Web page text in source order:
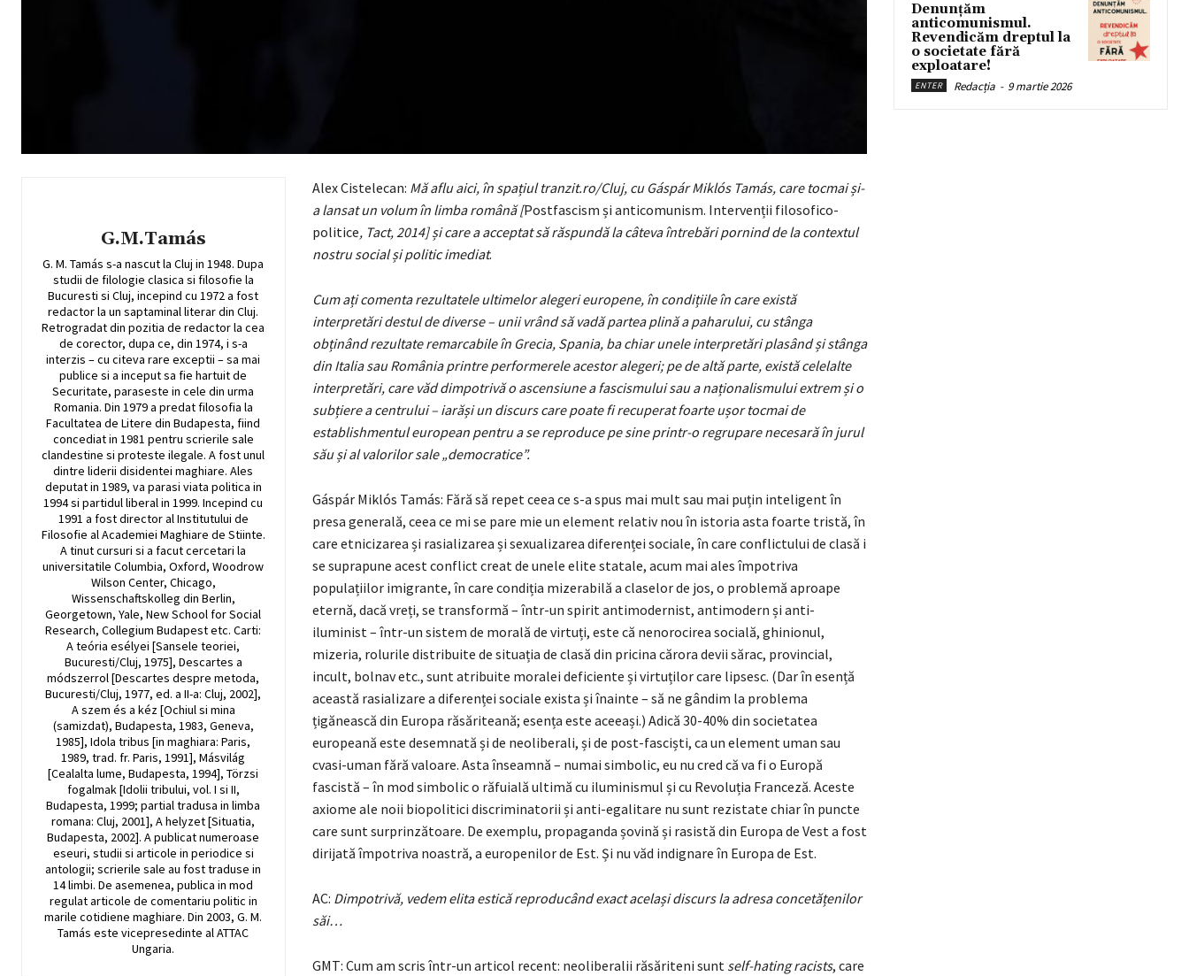
G.M.Tamás
G. M. Tamás s-a nascut la Cluj in 1948. Dupa
studii de filologie clasica si filosofie la
Bucuresti si Cluj, incepind cu 1972 a fost
redactor la un saptaminal literar din Cluj.
Retrogradat din pozitia de redactor la cea
de corector, dupa ce, din 1974, i s-a
interzis – cu citeva rare exceptii – sa mai
publice si a inceput sa fie hartuit de
Securitate, paraseste in cele din urma
Romania. Din 1979 a predat filosofia la
Facultatea de Litere din Budapesta, fiind
concediat in 1981 pentru scrierile sale
clandestine si proteste ilegale. A fost unul
dintre liderii disidentei maghiare. Ales
deputat in 1989, va parasi viata politica in
1994 si partidul liberal in 1999. Incepind cu
1991 a fost director al Institutului de
Filosofie al Academiei Maghiare de Stiinte.
A tinut cursuri si a facut cercetari la
universitatile Columbia, Oxford, Woodrow
Wilson Center, Chicago,
Wissenschaftskolleg din Berlin,
Georgetown, Yale, New School for Social
Research, Collegium Budapest etc. Carti:
A teória esélyei [Sansele teoriei,
Bucuresti/Cluj, 1975], Descartes a
módszerrol [Descartes despre metoda,
Bucuresti/Cluj, 1977, ed. a II-a: Cluj, 2002],
A szem és a kéz [Ochiul si mina
(samizdat), Budapesta, 1983, Geneva,
1985], Idola tribus [in maghiara: Paris,
1989, trad. fr. Paris, 1991], Másvilág
[Cealalta lume, Budapesta, 1994], Törzsi
fogalmak [Idolii tribului, vol. I si II,
Budapesta, 1999; partial tradusa in limba
romana: Cluj, 2001], A helyzet [Situatia,
Budapesta, 2002]. A publicat numeroase
eseuri, studii si articole in periodice si
antologii; scrierile sale au fost traduse in
14 limbi. De asemenea, publica in mod
regulat articole de comentariu politic in
marile cotidiene maghiare. Din 2003, G. M.
Tamás este vicepresedinte al ATTAC
Ungaria.
Alex Cistelecan: Mă aflu aici, în spațiul tranzit.ro/Cluj, cu Gáspár Miklós Tamás, care tocmai și-
a lansat un volum în limba română [Postfascism și anticomunism. Intervenții filosofico-
politice, Tact, 2014] și care a acceptat să răspundă la câteva întrebări pornind de la contextul
nostru social și politic imediat.
Cum ați comenta rezultatele ultimelor alegeri europene, în condițiile în care există
interpretări destul de diverse – unii vrând să vadă partea plină a paharului, cu stânga
obținând rezultate remarcabile în Grecia, Spania, ba chiar unele interpretări plasând și stânga
din Italia sau România printre performerele acestor alegeri; pe de altă parte, există celelalte
interpretări, care văd dimpotrivă o ascensiune a fascismului sau a naționalismului extrem și o
subțiere a centrului – iarăși un discurs care poate fi recuperat foarte ușor tocmai de
establishmentul european pentru a se reproduce pe sine printr-o regrupare necesară în jurul
său și al valorilor sale „democratice”.
Gáspár Miklós Tamás: Fără să repet ceea ce s-a spus mai mult sau mai puțin inteligent în
presa generală, ceea ce mi se pare mie un element relativ nou în istoria asta foarte tristă, în
care etnicizarea și rasializarea și sexualizarea diferenței sociale, în care conflictului de clasă i
se suprapune acest conflict creat de unele elite statale, acum mai ales împotriva
populațiilor imigrante, în care condiția mizerabilă a claselor de jos, o problemă aproape
eternă, dacă vreți, se transformă – într-un spirit antimodernist, antimodern și anti-
iluminist – într-un sistem de morală de virtuți, este că nenorocirea socială, ghinionul,
mizeria, rolurile distribuite de situația de clasă din pricina cărora devii sărac, provincial,
incult, bolnav etc., sunt atribuite moralei deficiente și virtuților care lipsesc. (Dar în esență
această rasializare a diferenței sociale exista și înainte – să ne gândim la problema
țigănească din Europa răsăriteană; esența este aceeași.) Adică 30-40% din societatea
europeană este desemnată și de neoliberali, și de post-fasciști, ca un element uman sau
cvasi-uman fără valoare. Asta înseamnă – numai simbolic, eu nu cred că va fi o Europă
fascistă – în mod simbolic o răfuială ultimă cu iluminismul și cu Revoluția Franceză. Aceste
axiome ale noii biopolitici discriminatorii și anti-egalitare nu sunt rezistate chiar în puncte
care sunt surprinzătoare. De exemplu, propaganda șovină și rasistă din Europa de Vest a fost
dirijată împotriva noastră, a europenilor de Est. Și nu văd indignare în Europa de Est.
AC: Dimpotrivă, vedem elita estică reproducând exact același discurs la adresa concetățenilor
săi…
GMT: Cum am scris într-un articol recent: neoliberalii răsăriteni sunt self-hating racists, care
Denunțăm
anticomunismul.
Revendicăm dreptul la
o societate fără
exploatare!
ENTER Redacția - 9 martie 2026